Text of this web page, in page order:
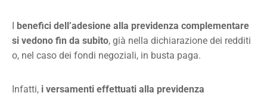
benefici dell’adesione alla previdenza complementare
si vedono fin da subito, già nella dichiarazione dei redditi
o, nel caso dei fondi negoziali, in busta paga.
Infatti, i versamenti effettuati alla previdenza